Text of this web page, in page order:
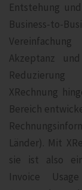
Entstehung
Business-
Akzeptanz
Reduzierung
XRechnung
Bereich
Länder). Mit
sie ist also
Invoice